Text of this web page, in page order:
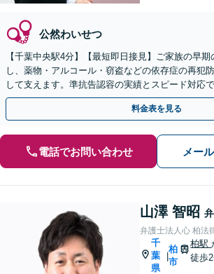
公然わいせつ
【千葉中央駅4分】【最短即日接見】ご家族の早
し、薬物・アルコール・窃盗などの依存症の再犯
して支えます。準抗告認容の実績とスピード対応
サポートをします【休日・夜間対応可】
料金表を見る
電話でお問い合わせ メー
山澤 智昭
弁護士法人心 柏法
千
葉
県
|
柏
市
柏駅
徒歩